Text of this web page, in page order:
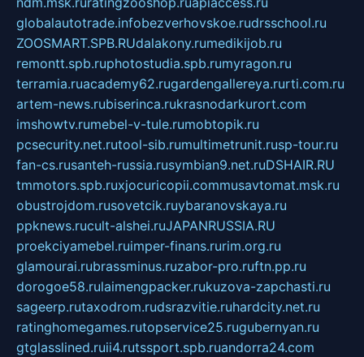
globalautotrade.infobezverhovskoe.rudrsschool.ru
ZOOSMART.SPB.RUdalakony.rumedikijob.ru
remontt.spb.ruphotostudia.spb.rumyragon.ru
terramia.ruacademy62.rugardengallereya.rurti.com.ru
artem-news.rubiserinca.rukrasnodarkurort.com
imshowtv.rumebel-v-tule.rumobtopik.ru
pcsecurity.net.rutool-sib.rumultimetrunit.rusp-tour.ru
fan-cs.rusanteh-russia.rusymbian9.net.ruDSHAIR.RU
tmmotors.spb.ruxjocuricopii.commusavtomat.msk.ru
obustrojdom.rusovetcik.ruybaranovskaya.ru
ppknews.rucult-alshei.ruJAPANRUSSIA.RU
proekciyamebel.ruimper-finans.rurim.org.ru
glamourai.rubrassminus.ruzabor-pro.ruftn.pp.ru
dorogoe58.rulaimengpacker.rukuzova-zapchasti.ru
sageerp.rutaxodrom.rudsrazvitie.ruhardcity.net.ru
ratinghomegames.rutopservice25.rugubernyan.ru
gtglasslined.ruii4.rutssport.spb.ruandorra24.com